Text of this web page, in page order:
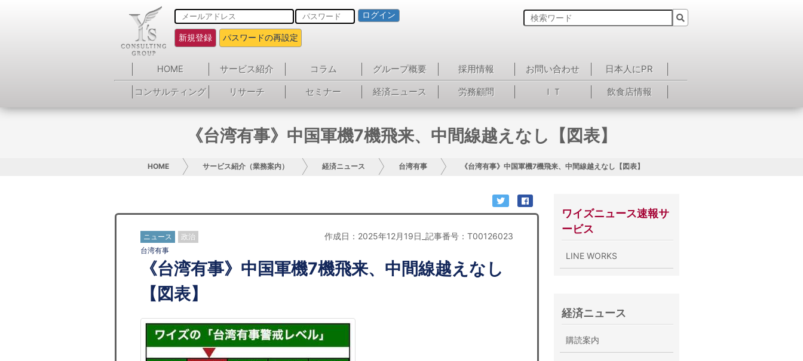
ログイン
新規登録 パスワードの再設定
HOME サービス紹介 コラム グループ概要 採用情報 お問い合わせ
日本人にPR
コンサルティング
リサーチ セミナー 経済ニュース 労務顧問 ＩＴ 飲食店情報
《台湾有事》中国軍機7機飛来、中間線越えなし【図表】
HOME サービス紹介（業務案内） 経済ニュース 台湾有事 《台湾有事》中国軍機7機飛来、中間線越えなし【図表】
ニュース 政治 作成日：2025年12月19日_記事番号：T00126023
台湾有事
《台湾有事》中国軍機7機飛来、中間線越えなし
【図表】
ワイズニュース速報サ
ービス
LINE WORKS
経済ニュース
購読案内